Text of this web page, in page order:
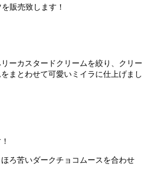
販売致します！
ーカスタードクリームを絞り、クリー
まとわせて可愛いミイラに仕上げまし
ろ苦いダークチョコムースを合わせ